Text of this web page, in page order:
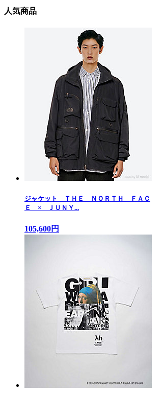
人気商品
ジャケット ＴＨＥ ＮＯＲＴＨ ＦＡＣ
Ｅ × ＪＵＮＹ...
105,600円